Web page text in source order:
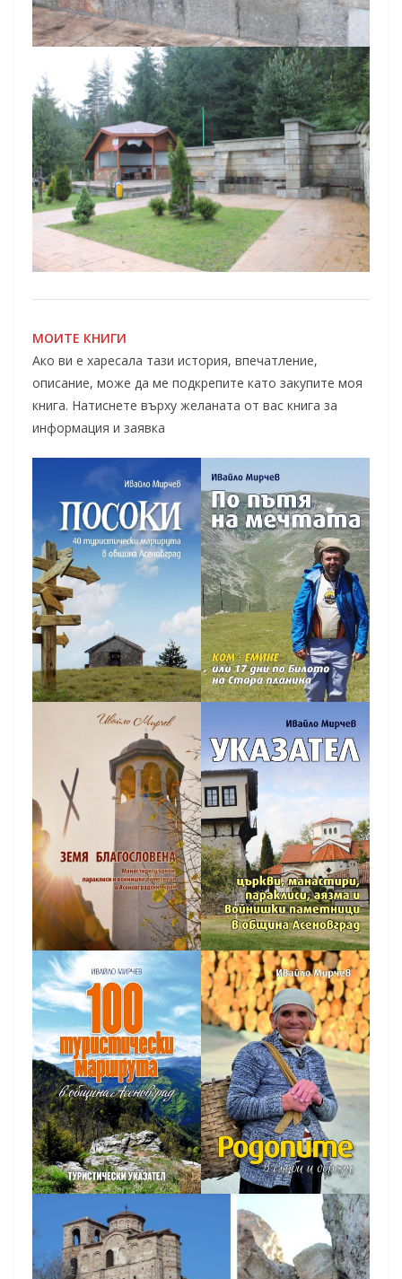
МОИТЕ КНИГИ
Ако ви е харесала тази история, впечатление,
описание, може да ме подкрепите като закупите моя
книга. Натиснете върху желаната от вас книга за
информация и заявка